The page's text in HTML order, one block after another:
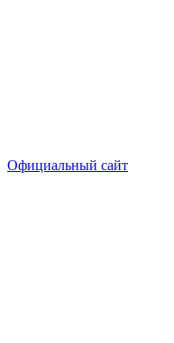
Официальный сайт